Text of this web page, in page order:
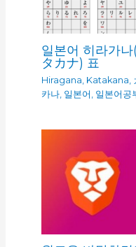
일본어 히라가
タカナ) 표
Hiragana, Katakana,
카나, 일본어 , 일본어공